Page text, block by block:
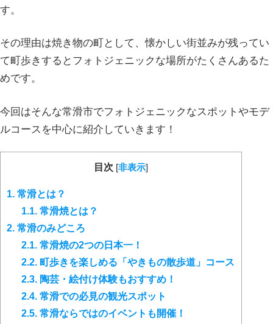
す。
その理由は焼き物の町として、懐かしい街並みが残ってい
て町歩きするとフォトジェニックな場所がたくさんあるた
めです。
今回はそんな常滑市でフォトジェニックなスポットやモデ
ルコースを中心に紹介していきます！
目次 [非表示]
1. 常滑とは？
1.1. 常滑焼とは？
2. 常滑のみどころ
2.1. 常滑焼の2つの日本一！
2.2. 町歩きを楽しめる「やきもの散歩道」コース
2.3. 陶芸・絵付け体験もおすすめ！
2.4. 常滑での必見の観光スポット
2.5. 常滑ならではのイベントも開催！